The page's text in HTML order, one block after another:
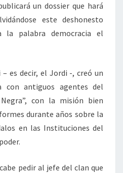
un dossier que hará
este deshonesto
la palabra democracia el
es decir, el Jordi -, creó un
con antiguos agentes del
con la misión bien
durante años sobre la
en las Instituciones del
pedir al jefe del clan que